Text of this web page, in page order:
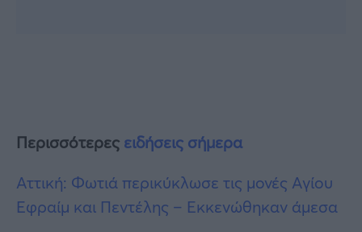
Περισσότερες ειδήσεις σήμερα
Αττική: Φωτιά περικύκλωσε τις μονές Αγίου
Εφραίμ και Πεντέλης – Eκκενώθηκαν άμεσα